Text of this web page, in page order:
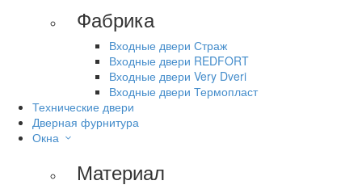
Фабрика
Входные двери Страж
Входные двери REDFORT
Входные двери Very Dveri
Входные двери Термопласт
Технические двери
Дверная фурнитура
Окна
Материал